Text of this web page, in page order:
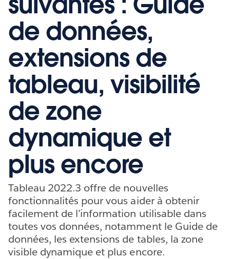
de données,
extensions de
tableau, visibilité
de zone
dynamique et
plus encore
Tableau 2022.3 offre de nouvelles
fonctionnalités pour vous aider à obtenir
facilement de l’information utilisable dans
toutes vos données, notamment le Guide de
données, les extensions de tables, la zone
visible dynamique et plus encore.